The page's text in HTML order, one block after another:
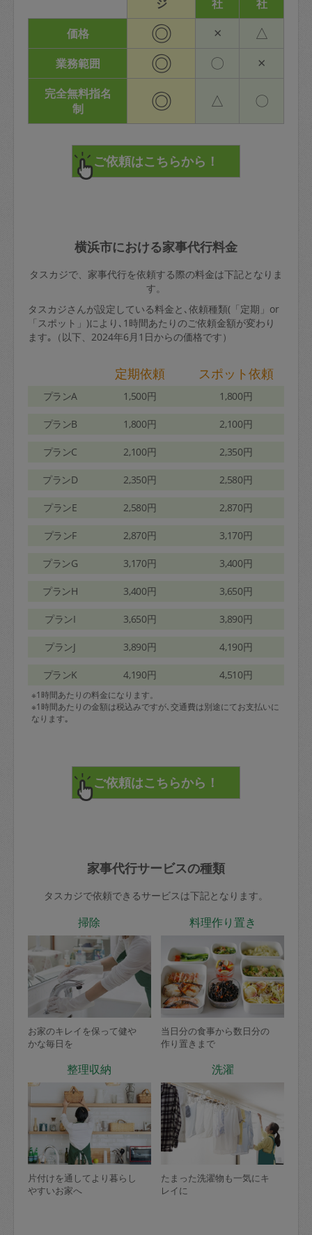
ジ
社
社
価格
◎ × △
業務範囲 ◎ 〇 ×
完全無料指名
制
◎ △ 〇
横浜市における家事代行料金
タスカジで、家事代行を依頼する際の料金は下記となりま
す。
タスカジさんが設定している料金と､依頼種類(「定期」or
「スポット」)により､1時間あたりのご依頼金額が変わり
ます｡（以下、2024年6月1日からの価格です）
定期依頼 スポット依頼
プランA 1,500円 1,800円
プランB 1,800円 2,100円
プランC 2,100円 2,350円
プランD 2,350円 2,580円
プランE 2,580円 2,870円
プランF 2,870円 3,170円
プランG 3,170円 3,400円
プランH 3,400円 3,650円
プランI 3,650円 3,890円
プランJ 3,890円 4,190円
プランK 4,190円 4,510円
※1時間あたりの料金になります。
※1時間あたりの金額は税込みですが､交通費は別途にてお支払いに
なります｡
家事代行サービスの種類
タスカジで依頼できるサービスは下記となります。
掃除
お家のキレイを保って健や
かな毎日を
料理作り置き
当日分の食事から数日分の
作り置きまで
整理収納
片付けを通してより暮らし
やすいお家へ
洗濯
たまった洗濯物も一気にキ
レイに